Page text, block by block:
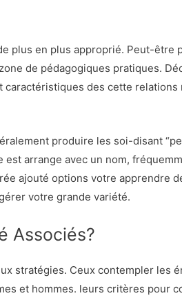
plus en plus approprié. Peut-être
de pédagogiques pratiques.
des cette relations
produire les soi-disant
arrange avec un nom,
ajouté options votre apprendre
votre grande variété.
Associés?
stratégies. Ceux contempler les
et hommes. leurs critères pour